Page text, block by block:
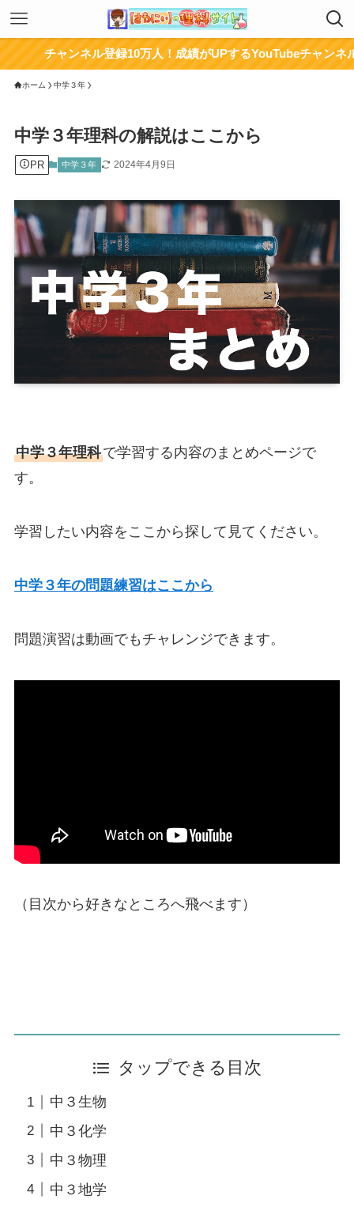
ンネル登録10万人！成績がUPするYouTubeチャンネルはここか
ホーム 中学３年
中学３年理科の解説はここから
PR 中学３年 2024年4月9日
中学３年理科で学習する内容のまとめページで
す。
学習したい内容をここから探して見てください。
中学３年の問題練習はここから
問題演習は動画でもチャレンジできます。
（目次から好きなところへ飛べます）
タップできる目次
中３生物
中３化学
中３物理
中３地学